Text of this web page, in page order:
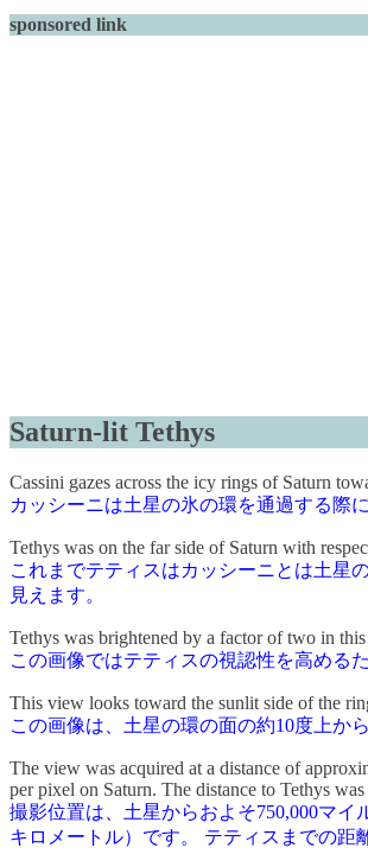
sponsored link
Saturn-lit Tethys
Cassini gazes across the icy rings of Saturn
カッシーニは土星の氷の環を通過する際
Tethys was on the far side of Saturn with
これまでテティスはカッシーニとは土星
見えます。
Tethys was brightened by a factor of two in
この画像ではテティスの視認性を高める
This view looks toward the sunlit side of the
この画像は、土星の環の面の約10度上か
The view was acquired at a distance of
per pixel on Saturn. The distance to Tethys
撮影位置は、土星からおよそ750,000マ
キロメートル）です。 テティスまでの距